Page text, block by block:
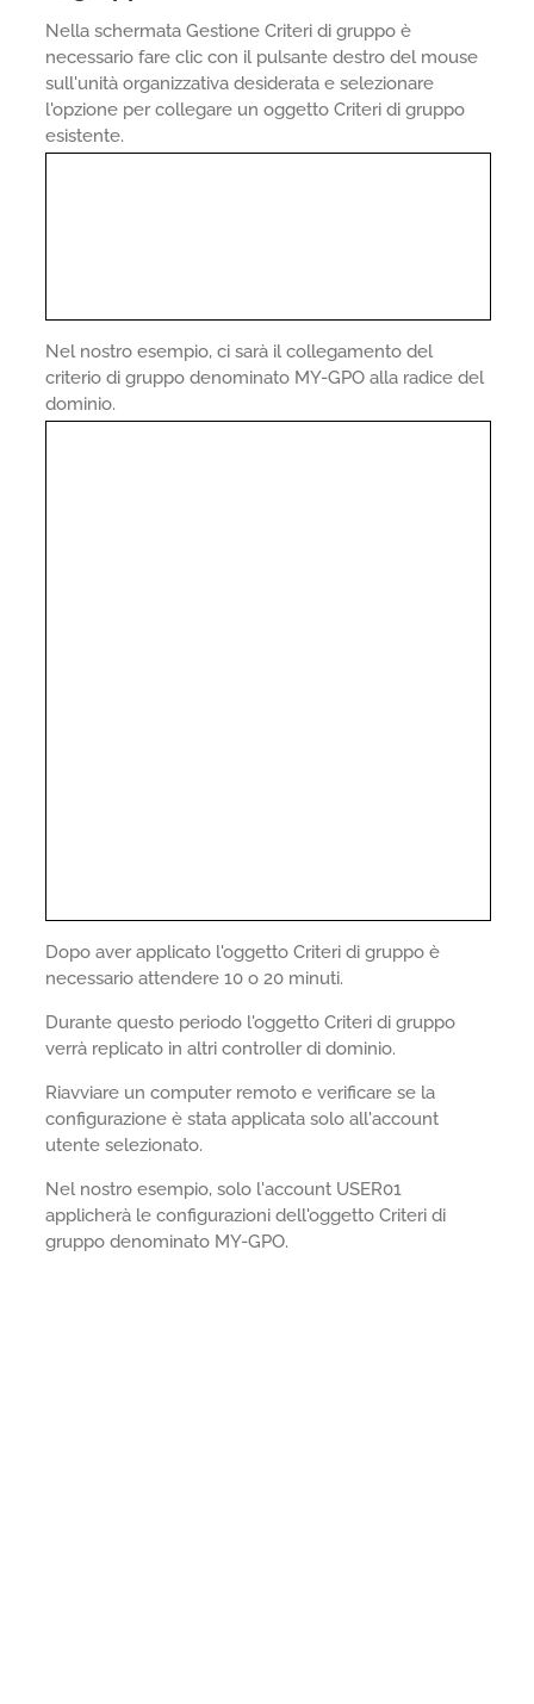
Nella schermata Gestione Criteri di gruppo è
necessario fare clic con il pulsante destro del mouse
sull'unità organizzativa desiderata e selezionare
l'opzione per collegare un oggetto Criteri di gruppo
esistente.
Nel nostro esempio, ci sarà il collegamento del
criterio di gruppo denominato MY-GPO alla radice del
dominio.
Dopo aver applicato l'oggetto Criteri di gruppo è
necessario attendere 10 o 20 minuti.
Durante questo periodo l'oggetto Criteri di gruppo
verrà replicato in altri controller di dominio.
Riavviare un computer remoto e verificare se la
configurazione è stata applicata solo all'account
utente selezionato.
Nel nostro esempio, solo l'account USER01
applicherà le configurazioni dell'oggetto Criteri di
gruppo denominato MY-GPO.